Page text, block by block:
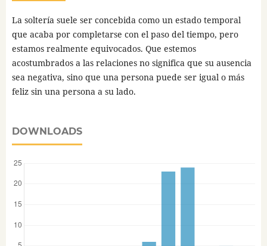
La soltería suele ser concebida como un estado temporal
que acaba por completarse con el paso del tiempo, pero
estamos realmente equivocados. Que estemos
acostumbrados a las relaciones no significa que su ausencia
sea negativa, sino que una persona puede ser igual o más
feliz sin una persona a su lado.
DOWNLOADS